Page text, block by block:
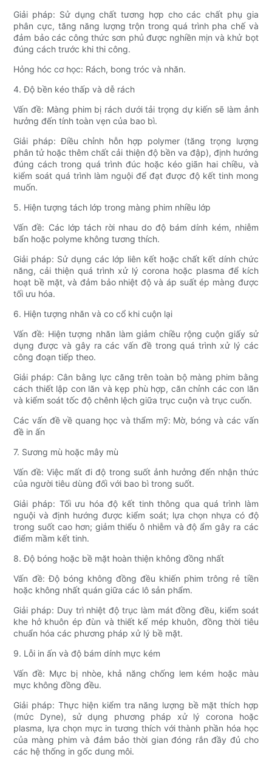
Giải pháp: Sử dụng chất tương hợp cho các chất phụ gia
phân cực, tăng năng lượng trộn trong quá trình pha chế và
đảm bảo các công thức sơn phủ được nghiền mịn và khử bọt
đúng cách trước khi thi công.
Hỏng hóc cơ học: Rách, bong tróc và nhăn.
4. Độ bền kéo thấp và dễ rách
Vấn đề: Màng phim bị rách dưới tải trọng dự kiến ​​sẽ làm ảnh
hưởng đến tính toàn vẹn của bao bì.
Giải pháp: Điều chỉnh hỗn hợp polymer (tăng trọng lượng
phân tử hoặc thêm chất cải thiện độ bền va đập), định hướng
đúng cách trong quá trình đúc hoặc kéo giãn hai chiều, và
kiểm soát quá trình làm nguội để đạt được độ kết tinh mong
muốn.
5. Hiện tượng tách lớp trong màng phim nhiều lớp
Vấn đề: Các lớp tách rời nhau do độ bám dính kém, nhiễm
bẩn hoặc polyme không tương thích.
Giải pháp: Sử dụng các lớp liên kết hoặc chất kết dính chức
năng, cải thiện quá trình xử lý corona hoặc plasma để kích
hoạt bề mặt, và đảm bảo nhiệt độ và áp suất ép màng được
tối ưu hóa.
6. Hiện tượng nhăn và co cổ khi cuộn lại
Vấn đề: Hiện tượng nhăn làm giảm chiều rộng cuộn giấy sử
dụng được và gây ra các vấn đề trong quá trình xử lý các
công đoạn tiếp theo.
Giải pháp: Cân bằng lực căng trên toàn bộ màng phim bằng
cách thiết lập con lăn và kẹp phù hợp, căn chỉnh các con lăn
và kiểm soát tốc độ chênh lệch giữa trục cuộn và trục cuốn.
Các vấn đề về quang học và thẩm mỹ: Mờ, bóng và các vấn
đề in ấn
7. Sương mù hoặc mây mù
Vấn đề: Việc mất đi độ trong suốt ảnh hưởng đến nhận thức
của người tiêu dùng đối với bao bì trong suốt.
Giải pháp: Tối ưu hóa độ kết tinh thông qua quá trình làm
nguội và định hướng được kiểm soát; lựa chọn nhựa có độ
trong suốt cao hơn; giảm thiểu ô nhiễm và độ ẩm gây ra các
điểm mầm kết tinh.
8. Độ bóng hoặc bề mặt hoàn thiện không đồng nhất
Vấn đề: Độ bóng không đồng đều khiến phim trông rẻ tiền
hoặc không nhất quán giữa các lô sản phẩm.
Giải pháp: Duy trì nhiệt độ trục làm mát đồng đều, kiểm soát
khe hở khuôn ép đùn và thiết kế mép khuôn, đồng thời tiêu
chuẩn hóa các phương pháp xử lý bề mặt.
9. Lỗi in ấn và độ bám dính mực kém
Vấn đề: Mực bị nhòe, khả năng chống lem kém hoặc màu
mực không đồng đều.
Giải pháp: Thực hiện kiểm tra năng lượng bề mặt thích hợp
(mức Dyne), sử dụng phương pháp xử lý corona hoặc
plasma, lựa chọn mực in tương thích với thành phần hóa học
của màng phim và đảm bảo thời gian đóng rắn đầy đủ cho
các hệ thống in gốc dung môi.